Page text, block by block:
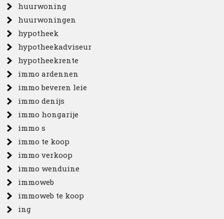
huurwoning
huurwoningen
hypotheek
hypotheekadviseur
hypotheekrente
immo ardennen
immo beveren leie
immo denijs
immo hongarije
immo s
immo te koop
immo verkoop
immo wenduine
immoweb
immoweb te koop
ing